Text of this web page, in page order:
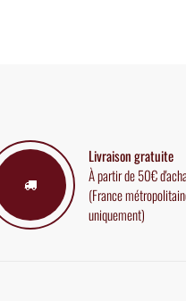
Livraison gratuite
À partir de 50€
(France
uniquement)